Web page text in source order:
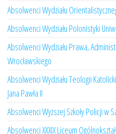
Absolwenci Wydziału
Absolwenci Wydziału Polonistyki
Absolwenci Wydziału Prawa,
Wrocławskiego
Absolwenci Wydziału Teologii
Jana Pawła II
Absolwenci Wyższej Szkoły Policji w
Absolwenci XXXIX Liceum